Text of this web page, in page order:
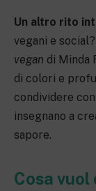
Un altro rito
vegani e
vegan di Minda
di colori e
condividere
insegnano a
sapore.
Cosa